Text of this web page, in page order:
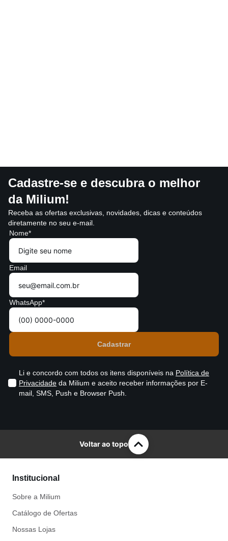
Cadastre-se e descubra o melhor
da Milium!
Receba as ofertas exclusivas, novidades, dicas e conteúdos
diretamente no seu e-mail.
Nome*
Email
WhatsApp*
Li e concordo com todos os itens disponíveis na Política de
Privacidade da Milium e aceito receber informações por E-
mail, SMS, Push e Browser Push.
Voltar ao topo
Institucional
Sobre a Milium
Catálogo de Ofertas
Nossas Lojas